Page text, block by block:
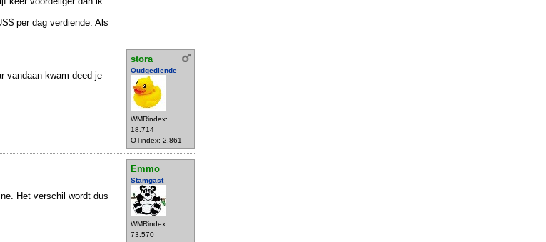
per dag verdiende. Als
stora
Oudgediende
WMRindex:
18.714
OTindex: 2.861
vandaan kwam deed je
Emmo
Stamgast
WMRindex:
73.570
Het verschil wordt dus